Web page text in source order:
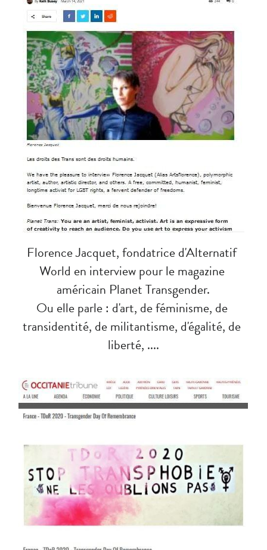
Florence Jacquet, fondatrice d'Alternatif
World en interview pour le magazine
américain Planet Transgender.
Ou elle parle : d'art, de féminisme, de
transidentité, de militantisme, d'égalité, de
liberté, ....